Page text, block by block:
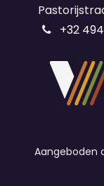
+32
Aangeboden